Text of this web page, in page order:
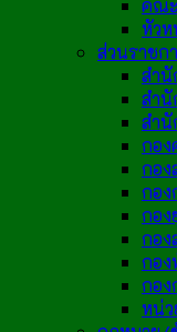
คณ
หัวห
ส่วนราชก
สำ
สำนั
สำนั
กอง
กอง
กอง
กอง
กอง
กอ
กอง
หน่ว